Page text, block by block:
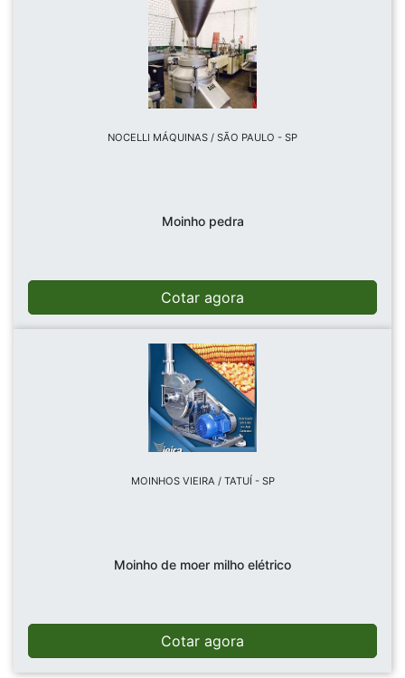
NOCELLI MÁQUINAS / SÃO PAULO - SP
Moinho pedra
Cotar agora
MOINHOS VIEIRA / TATUÍ - SP
Moinho de moer milho elétrico
Cotar agora